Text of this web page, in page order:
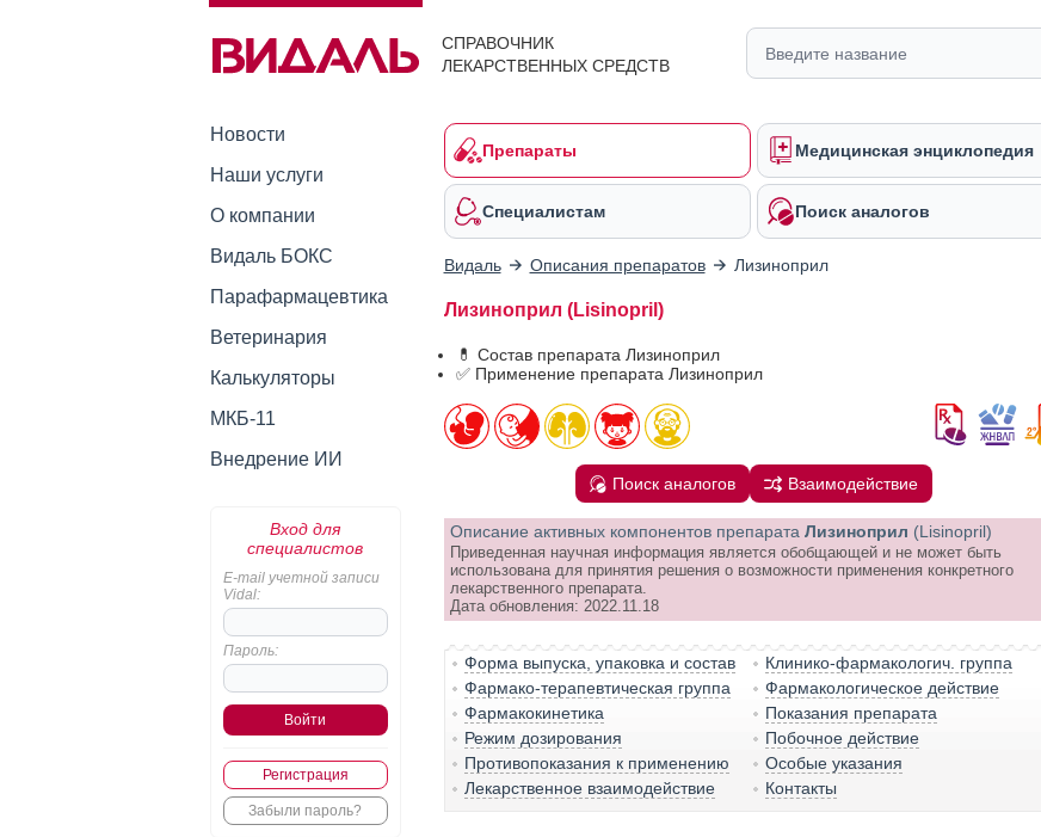
СПРАВОЧНИК
ЛЕКАРСТВЕННЫХ СРЕДСТВ
Новости
Наши услуги
О компании
Видаль БОКС
Парафармацевтика
Ветеринария
Калькуляторы
МКБ-11
Внедрение ИИ
Вход для
специалистов
E-mail учетной записи
Vidal:
Пароль:
Регистрация
Забыли пароль?
Препараты Медицинская энциклопедия
Специалистам Поиск аналогов
Видаль Описания препаратов Лизиноприл
Лизиноприл (Lisinopril)
💊 Состав препарата Лизиноприл
✅ Применение препарата Лизиноприл
Поиск аналогов Взаимодействие
Описание активных компонентов препарата Лизиноприл (Lisinopril)
Приведенная научная информация является обобщающей и не может быть
использована для принятия решения о возможности применения конкретного
лекарственного препарата.
Дата обновления: 2022.11.18
Форма выпуска, упаковка и состав
Клинико-фармакологич. группа
Фармако-терапевтическая группа
Фармакологическое действие
Фармакокинетика
Показания препарата
Режим дозирования
Побочное действие
Противопоказания к применению
Особые указания
Лекарственное взаимодействие
Контакты